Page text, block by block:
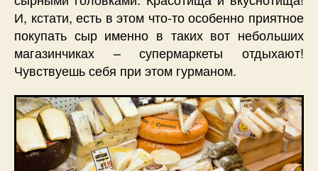
И, кстати, есть в этом что-то особенно приятное
покупать сыр именно в таких вот небольших
магазинчиках – супермаркеты отдыхают!
Чувствуешь себя при этом гурманом.